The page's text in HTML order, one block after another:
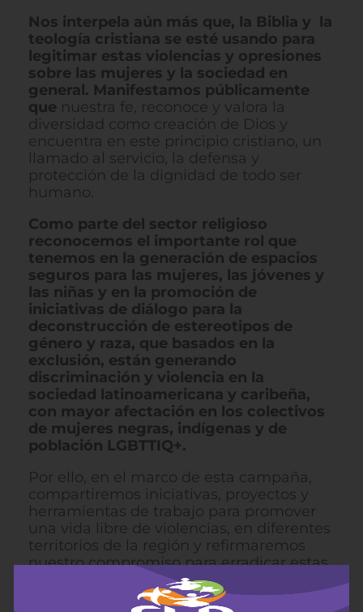
Nos interpela aún más que, la Biblia y la
teología cristiana se esté usando para
legitimar estas violencias y opresiones
sobre las mujeres y la sociedad en
general. Manifestamos públicamente
que nuestra fe, reconoce y valora la
diversidad como creación de Dios y
encuentra en este principio cristiano, un
llamado al servicio, la defensa y
protección de la dignidad de todo ser
humano.
Como parte del sector religioso
reconocemos el importante rol que
tenemos en la generación de espacios
seguros para las mujeres, las jóvenes y
las niñas y en la promoción de
iniciativas de diálogo para la
deconstrucción de estereotipos de
género y raza, que basados en la
exclusión, están generando
discriminación y violencia en la
sociedad latinoamericana y caribeña,
con mayor afectación en los colectivos
de mujeres negras, indígenas y de
población LGBTTIQ+.
Por ello, en el marco de esta campaña,
compartiremos iniciativas, proyectos y
herramientas de trabajo para promover
una vida libre de violencias, en diferentes
territorios de la región y refirmaremos
nuestro compromiso para erradicar estas
experiencias y reflexiones
serán compartidas en redes sociales,